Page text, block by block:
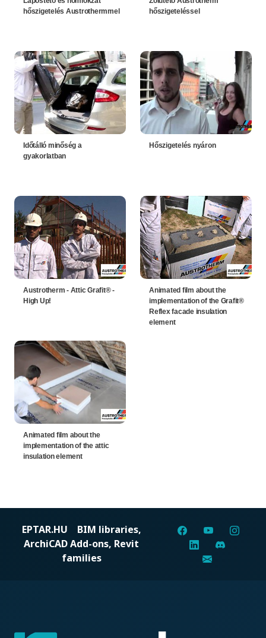
hőszigetelés Austrothermmel
hőszigeteléssel
Időtálló minőség a
gyakorlatban
Hőszigetelés nyáron
Austrotherm - Attic Grafit® -
High Up!
Animated film about the
implementation of the Grafit®
Reflex facade insulation
element
Animated film about the
implementation of the attic
insulation element
EPTAR.HU BIM libraries,
ArchiCAD Add-ons, Revit
families